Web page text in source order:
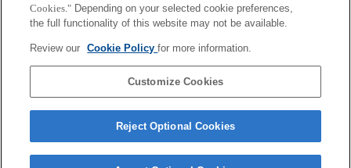
Completamente compatibile
ACC-FM1A
Cookies." Depending on your selected cookie preferences,
the full functionality of this website may not be available.
Review our Cookie Policyfor more information.
Customize Cookies
Reject Optional Cookies